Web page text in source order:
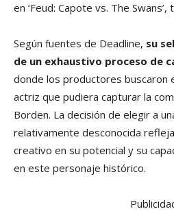
en ‘Feud: Capote vs. The
Según fuentes de Deadline, su
de un exhaustivo proceso de
donde los productores buscaron
actriz que pudiera capturar la
Borden. La decisión de elegir a
relativamente desconocida
creativo en su potencial y su
en este personaje histórico.